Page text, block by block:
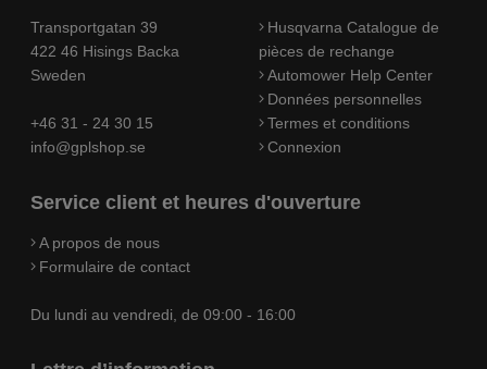
Transportgatan 39
422 46 Hisings Backa
Sweden
+46 31 - 24 30 15
info@gplshop.se
Husqvarna Catalogue de
pièces de rechange
Automower Help Center
Données personnelles
Termes et conditions
Connexion
Service client et heures d'ouverture
A propos de nous
Formulaire de contact
Du lundi au vendredi, de 09:00 - 16:00